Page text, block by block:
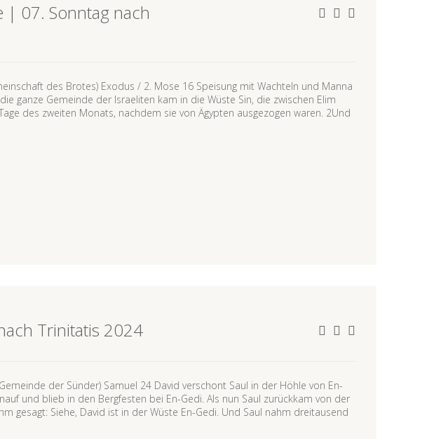
| 07. Sonntag nach
des Brotes) Exodus / 2. Mose 16 Speisung mit Wachteln und Manna
ganze Gemeinde der Israeliten kam in die Wüste Sin, die zwischen Elim
des zweiten Monats, nachdem sie von Ägypten ausgezogen waren. 2Und
Trinitatis 2024
der Sünder) Samuel 24 David verschont Saul in der Höhle von En-
und blieb in den Bergfesten bei En-Gedi. Als nun Saul zurückkam von der
gesagt: Siehe, David ist in der Wüste En-Gedi. Und Saul nahm dreitausend